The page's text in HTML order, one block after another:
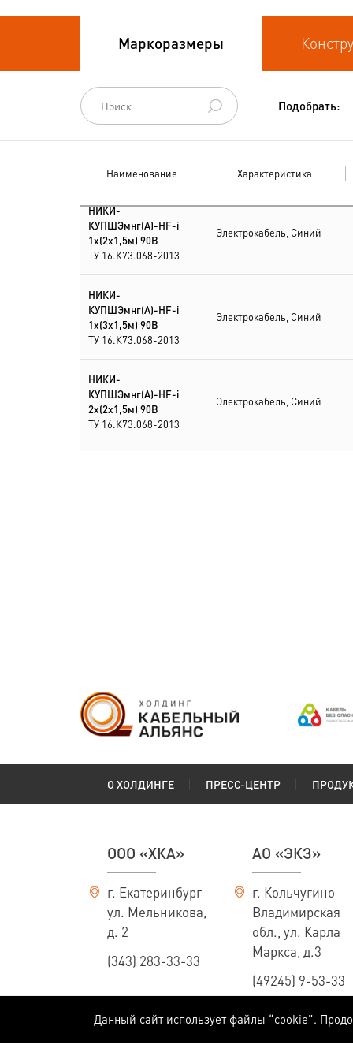
Кабели
термоэлектродные
Кабели управления
Маркоразмеры
Подобрать:
Наименование Характеристика
НИКИ-
КУПШЭмнг(А)-HF-i
1х(2х1,5м) 90В
ТУ 16.К73.068-2013
Электрокабель, Синий
НИКИ-
КУПШЭмнг(А)-HF-i
1х(3х1,5м) 90В
ТУ 16.К73.068-2013
Электрокабель, Синий
НИКИ-
КУПШЭмнг(А)-HF-i
2х(2х1,5м) 90В
ТУ 16.К73.068-2013
Электрокабель, Синий
О ХОЛДИНГЕ ПРЕСС-ЦЕНТР
ООО «ХКА»
г. Екатеринбург
ул. Мельникова,
д. 2
(343) 283-33-33
АО «ЭКЗ»
г. Кольчугино
Владимирская
обл., ул. Карла
Маркса, д.3
(49245) 9-53-33
Информация, приведенная на сайте, не является публичной офертой,
Массы, конструктивные размеры и технические характеристики кабелей
технологий и расширения ассортимента производимой продукции мы
Данный сайт использует файлы “cookie”.